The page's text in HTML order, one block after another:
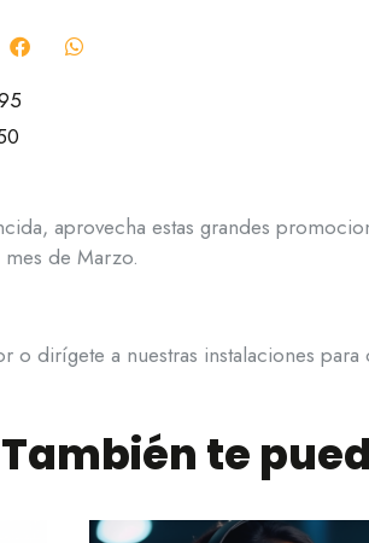
aprovecha estas grandes
de Marzo.
o dirígete a nuestras instalaciones
También te